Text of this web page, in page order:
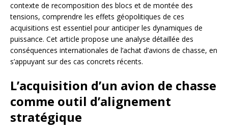
contexte de recomposition des blocs et de montée des
tensions, comprendre les effets géopolitiques de ces
acquisitions est essentiel pour anticiper les dynamiques de
puissance. Cet article propose une analyse détaillée des
conséquences internationales de l’achat d’avions de chasse, en
s’appuyant sur des cas concrets récents.
L’acquisition d’un avion de chasse
comme outil d’alignement
stratégique